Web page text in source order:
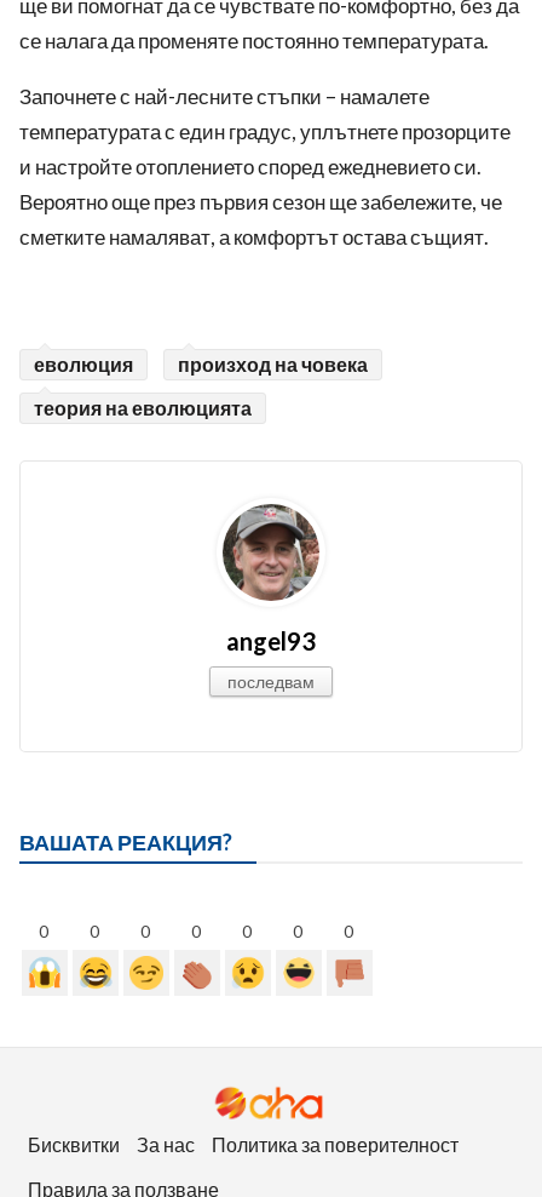
ще ви помогнат да се чувствате по-комфортно, без да
се налага да променяте постоянно температурата.
Започнете с най-лесните стъпки – намалете
температурата с един градус, уплътнете прозорците
и настройте отоплението според ежедневието си.
Вероятно още през първия сезон ще забележите, че
сметките намаляват, а комфортът остава същият.
еволюция
произход на човека
теория на еволюцията
angel93
последвам
ВАШАТА РЕАКЦИЯ?
0 0 0 0 0 0 0
Бисквитки За нас
Политика за поверителност
Правила за ползване